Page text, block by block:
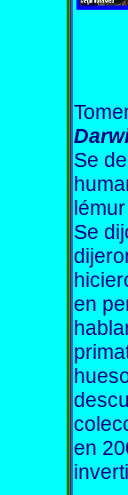
Se
Se
en
en